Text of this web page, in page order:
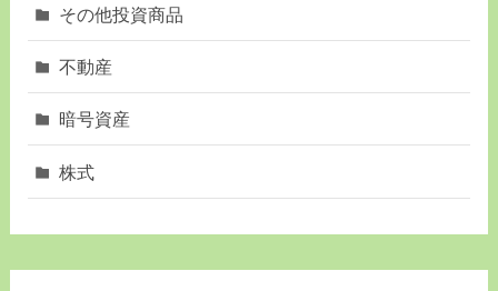
その他投資商品
不動産
暗号資産
株式